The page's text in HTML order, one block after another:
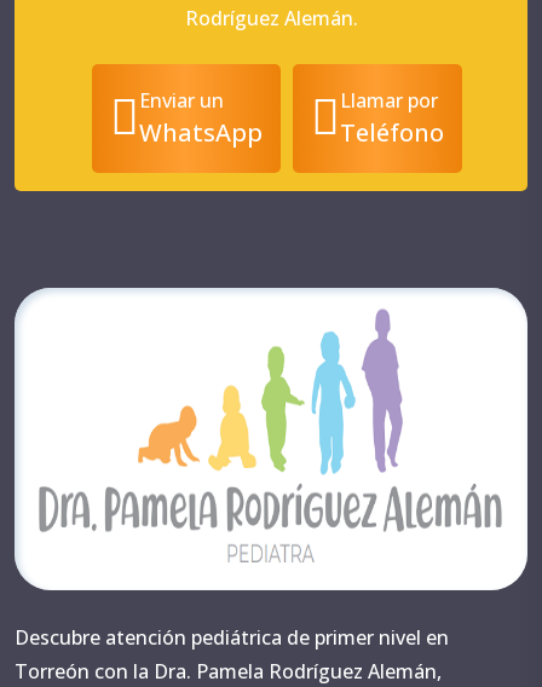
Rodríguez Alemán.
Enviar un
WhatsApp
Llamar por
Teléfono
Descubre atención pediátrica de primer nivel en
Torreón con la Dra. Pamela Rodríguez Alemán,